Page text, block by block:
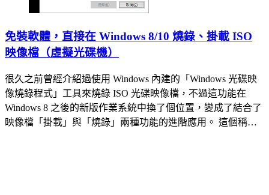
免裝軟體，直接在 Windows 8/10 燒錄、掛載 ISO
映像檔（虛擬光碟機）
很久之前曾經介紹過使用 Windows 內建的「Windows 光碟映
像燒錄程式」工具來燒錄 ISO 光碟映像檔，不過這功能在
Windows 8 之後的新版作業系統中換了個位置，變成了結合了
映像檔「掛載」與「燒錄」兩種功能的進階應用。 這個稱…